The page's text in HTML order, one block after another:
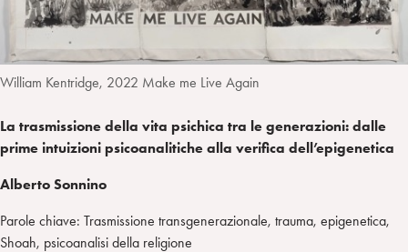
William Kentridge, 2022 Make me Live Again
La trasmissione della vita psichica tra le generazioni: dalle
prime intuizioni psicoanalitiche alla verifica dell’epigenetica
Alberto Sonnino
Parole chiave: Trasmissione transgenerazionale, trauma, epigenetica,
Shoah, psicoanalisi della religione